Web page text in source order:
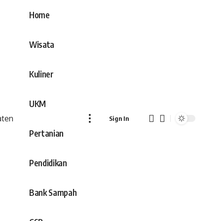
Home
Wisata
Kuliner
UKM
Pertanian
Pendidikan
Bank Sampah
Sign In